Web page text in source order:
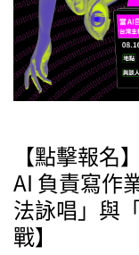
【點擊報名
AI 負責寫作
法詠唱」與
戰】